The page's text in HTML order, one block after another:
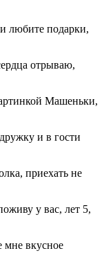
любите подарки,
отрываю,
Машеньки,
и в гости
приехать не
у вас, лет 5,
мне вкусное